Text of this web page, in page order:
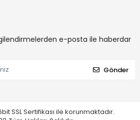
e-posta ile haberdar
Gönder
SSL Sertifikası ile korunmaktadır.